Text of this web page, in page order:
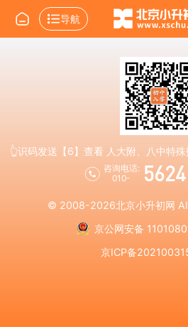
导航
👆识码发送【6】查看 人大附、八中特
咨询电话:
010-
© 2008-2026北京小升初网
京公网安备
京ICP备